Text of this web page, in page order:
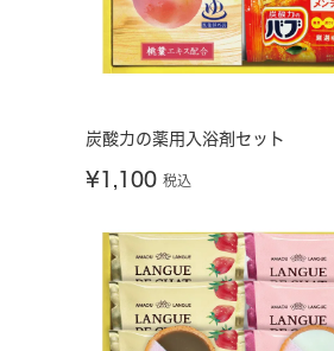
炭酸力の薬用入浴剤セット
¥1,100 税込